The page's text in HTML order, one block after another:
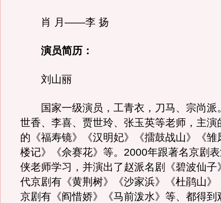
肖 月——李 扬
演员简历：
刘山丽
国家一级演员，工青衣，刀马、宗尚派
世香、李喜、贾世玲、张玉英等老师，主演
的《福寿镜》《汉明妃》《擂鼓战山》《雏
楼记》《佘赛花》等。2000年跟著名京剧
侠老师学习，并演出了赵派名剧《碧波仙子
代京剧有《黄荆树》《沙家浜》《杜鹃山》
京剧有《阎惜娇》《马前泼水》等、都得到